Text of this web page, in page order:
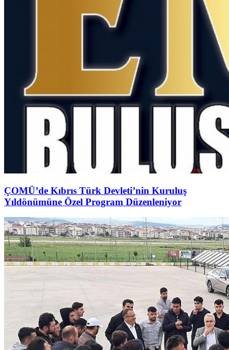
ÇOMÜ’de Kıbrıs Türk Devleti’nin Kuruluş
Yıldönümüne Özel Program Düzenleniyor